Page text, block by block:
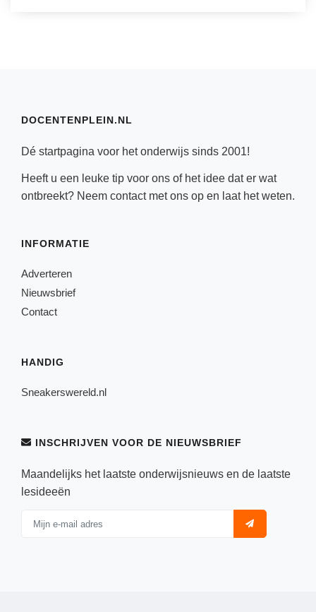
DOCENTENPLEIN.NL
Dé startpagina voor het onderwijs sinds 2001!
Heeft u een leuke tip voor ons of het idee dat er wat
ontbreekt? Neem contactmet ons op en laat het weten.
INFORMATIE
Adverteren
Nieuwsbrief
Contact
HANDIG
Sneakerswereld.nl
INSCHRIJVEN VOOR DE NIEUWSBRIEF
Maandelijks het laatste onderwijsnieuws en de laatste
lesideeën